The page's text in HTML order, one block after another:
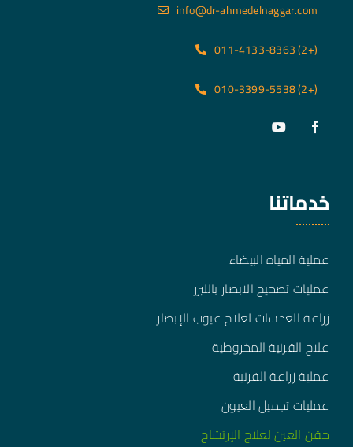
info@dr-ahmedelnaggar.com
(+2) 011-4133-8363
(+2) 010-3399-5538
خدماتنا
عملية المياه البيضاء
عمليات تصحيح الابصار بالليزر
زراعة العدسات لعلاج عيوب الإبصار
علاج القرنية المخروطية
عملية زراعة القرنية
عمليات تجميل العيون
حقن العين لعلاج الإرتشاح